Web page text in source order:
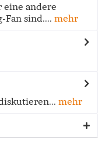
andere
Fan sind.... mehr
mehr